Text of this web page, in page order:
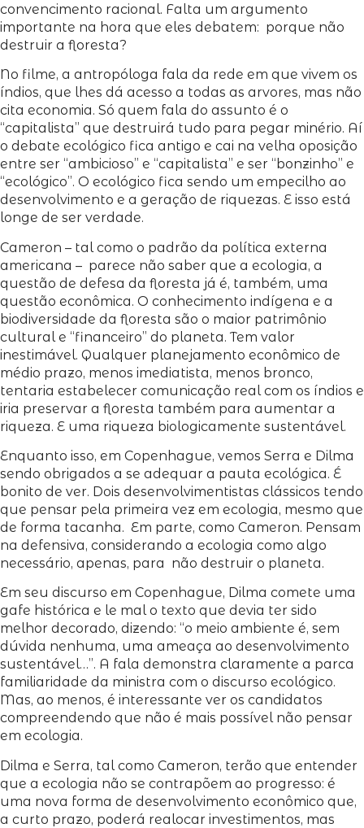
convencimento racional. Falta um argumento
importante na hora que eles debatem: porque não
destruir a floresta?
No filme, a antropóloga fala da rede em que vivem os
índios, que lhes dá acesso a todas as arvores, mas não
cita economia. Só quem fala do assunto é o
“capitalista” que destruirá tudo para pegar minério. Aí
o debate ecológico fica antigo e cai na velha oposição
entre ser “ambicioso” e “capitalista” e ser “bonzinho” e
“ecológico”. O ecológico fica sendo um empecilho ao
desenvolvimento e a geração de riquezas. E isso está
longe de ser verdade.
Cameron – tal como o padrão da política externa
americana – parece não saber que a ecologia, a
questão de defesa da floresta já é, também, uma
questão econômica. O conhecimento indígena e a
biodiversidade da floresta são o maior patrimônio
cultural e “financeiro” do planeta. Tem valor
inestimável. Qualquer planejamento econômico de
médio prazo, menos imediatista, menos bronco,
tentaria estabelecer comunicação real com os índios e
iria preservar a floresta também para aumentar a
riqueza. E uma riqueza biologicamente sustentável.
Enquanto isso, em Copenhague, vemos Serra e Dilma
sendo obrigados a se adequar a pauta ecológica. É
bonito de ver. Dois desenvolvimentistas clássicos tendo
que pensar pela primeira vez em ecologia, mesmo que
de forma tacanha. Em parte, como Cameron. Pensam
na defensiva, considerando a ecologia como algo
necessário, apenas, para não destruir o planeta.
Em seu discurso em Copenhague, Dilma comete uma
gafe histórica e le mal o texto que devia ter sido
melhor decorado, dizendo: “o meio ambiente é, sem
dúvida nenhuma, uma ameaça ao desenvolvimento
sustentável…”. A fala demonstra claramente a parca
familiaridade da ministra com o discurso ecológico.
Mas, ao menos, é interessante ver os candidatos
compreendendo que não é mais possível não pensar
em ecologia.
Dilma e Serra, tal como Cameron, terão que entender
que a ecologia não se contrapõem ao progresso: é
uma nova forma de desenvolvimento econômico que,
a curto prazo, poderá realocar investimentos, mas